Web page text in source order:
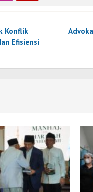
Konflik
Efisiensi